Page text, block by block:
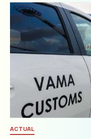
ACTUAL